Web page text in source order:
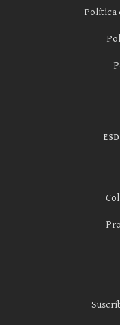
Política